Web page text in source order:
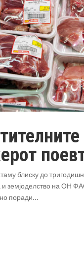
блиску до
и земјоделство на ОН
поради...